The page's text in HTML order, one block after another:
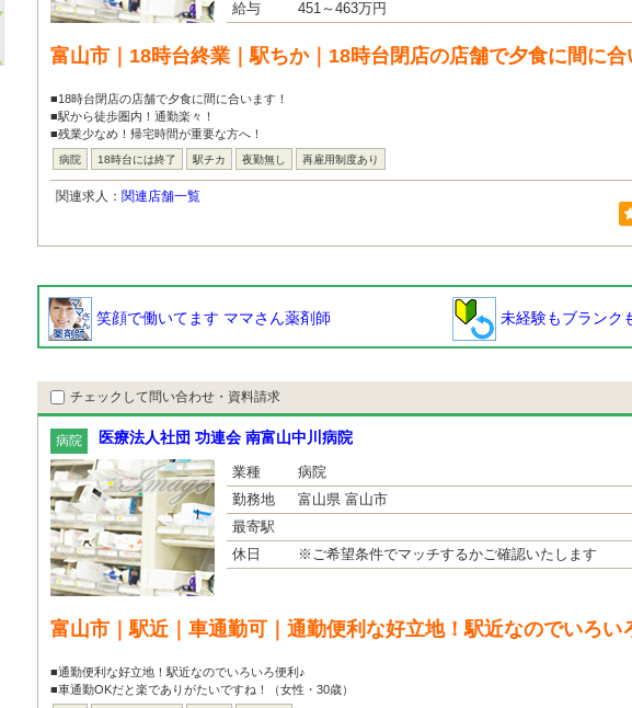
給与
451～463万円
富山市｜18時台終業｜駅ちか｜18時台閉店の店舗で夕食に間に合
■18時台閉店の店舗で夕食に間に合います！
■駅から徒歩圏内！通勤楽々！
■残業少なめ！帰宅時間が重要な方へ！
病院 18時台には終了 駅チカ 夜勤無し 再雇用制度あり
関連求人： 関連店舗一覧
笑顔で働いてます ママさん薬剤師 未経験もブランク
チェックして問い合わせ・資料請求
病院 医療法人社団 功連会 南富山中川病院
業種
病院
勤務地
富山県 富山市
最寄駅
休日
※ご希望条件でマッチするかご確認いたします
富山市｜駅近｜車通勤可｜通勤便利な好立地！駅近なのでいろい
■通勤便利な好立地！駅近なのでいろいろ便利♪
■車通勤OKだと楽でありがたいですね！（女性・30歳）